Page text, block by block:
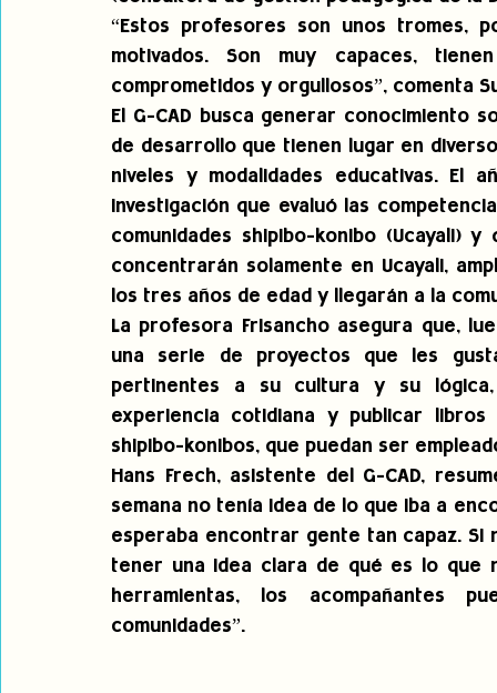
“Estos profesores son unos tromes,
motivados. Son muy capaces,
comprometidos y orgullosos”, comenta
El G-CAD busca generar conocimiento
de desarrollo que tienen lugar en
niveles y modalidades educativas. El
investigación que evaluó las
comunidades shipibo-konibo (Ucayali)
concentrarán solamente en Ucayali,
los tres años de edad y llegarán a la
La profesora Frisancho asegura que,
una serie de proyectos que les
pertinentes a su cultura y su
experiencia cotidiana y publicar
shipibo-konibos, que puedan ser
Hans Frech, asistente del G-CAD,
semana no tenía idea de lo que iba a
esperaba encontrar gente tan capaz.
tener una idea clara de qué es lo que
herramientas, los acompañantes
comunidades”.